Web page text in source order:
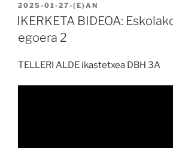
2025-01-27-(E)AN
IKERKETA BIDEOA:
egoera 2
TELLERI ALDE ikastetxea DBH 3A